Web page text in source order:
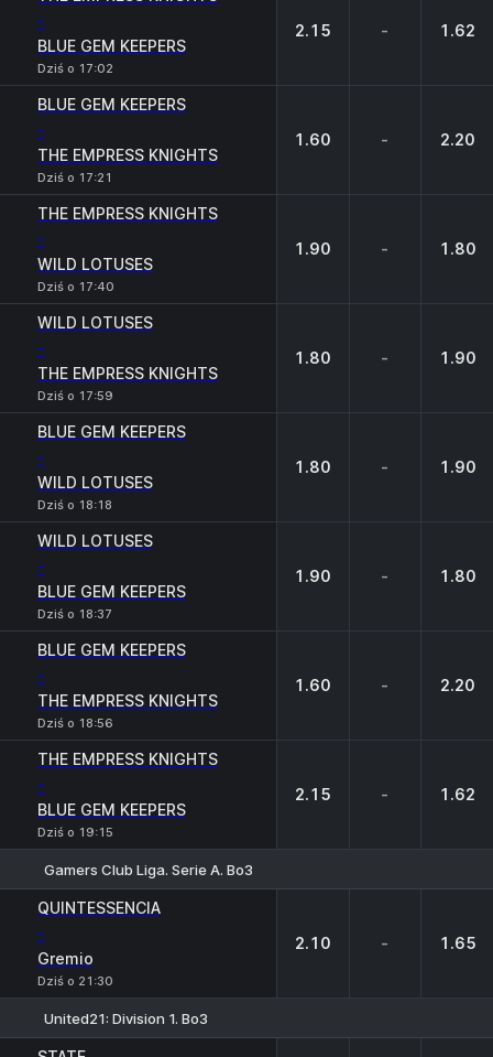
-
BLUE GEM KEEPERS
Dziś o 17:02
2.15 - 1.62
BLUE GEM KEEPERS
-
THE EMPRESS KNIGHTS
Dziś o 17:21
1.60 - 2.20
THE EMPRESS KNIGHTS
-
WILD LOTUSES
Dziś o 17:40
1.90 - 1.80
WILD LOTUSES
-
THE EMPRESS KNIGHTS
Dziś o 17:59
1.80 - 1.90
BLUE GEM KEEPERS
-
WILD LOTUSES
Dziś o 18:18
1.80 - 1.90
WILD LOTUSES
-
BLUE GEM KEEPERS
Dziś o 18:37
1.90 - 1.80
BLUE GEM KEEPERS
-
THE EMPRESS KNIGHTS
Dziś o 18:56
1.60 - 2.20
THE EMPRESS KNIGHTS
-
BLUE GEM KEEPERS
Dziś o 19:15
2.15 - 1.62
Gamers Club Liga. Serie A. Bo3
QUINTESSENCIA
-
Gremio
Dziś o 21:30
2.10 - 1.65
United21: Division 1. Bo3